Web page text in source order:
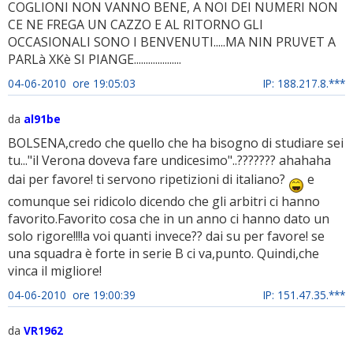
COGLIONI NON VANNO BENE, A NOI DEI NUMERI NON
CE NE FREGA UN CAZZO E AL RITORNO GLI
OCCASIONALI SONO I BENVENUTI.....MA NIN PRUVET A
PARLà XKè SI PIANGE....................
04-06-2010 ore 19:05:03 IP: 188.217.8.***
da al91be
BOLSENA,credo che quello che ha bisogno di studiare sei
tu..."il Verona doveva fare undicesimo"..??????? ahahaha
dai per favore! ti servono ripetizioni di italiano?
e
comunque sei ridicolo dicendo che gli arbitri ci hanno
favorito.Favorito cosa che in un anno ci hanno dato un
solo rigore!!!!a voi quanti invece?? dai su per favore! se
una squadra è forte in serie B ci va,punto. Quindi,che
vinca il migliore!
04-06-2010 ore 19:00:39 IP: 151.47.35.***
da VR1962